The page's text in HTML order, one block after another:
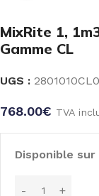
MixRite 1,
Gamme CL
UGS :
768.00€ TVA
Disponible sur